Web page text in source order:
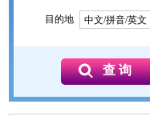
目的地 中文/拼音/英文